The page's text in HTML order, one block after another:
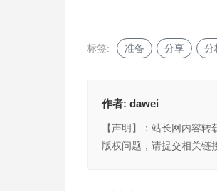
标签: 准备 分享 分
作者: dawei
【声明】：站长网内容
版权问题，请提交相关链